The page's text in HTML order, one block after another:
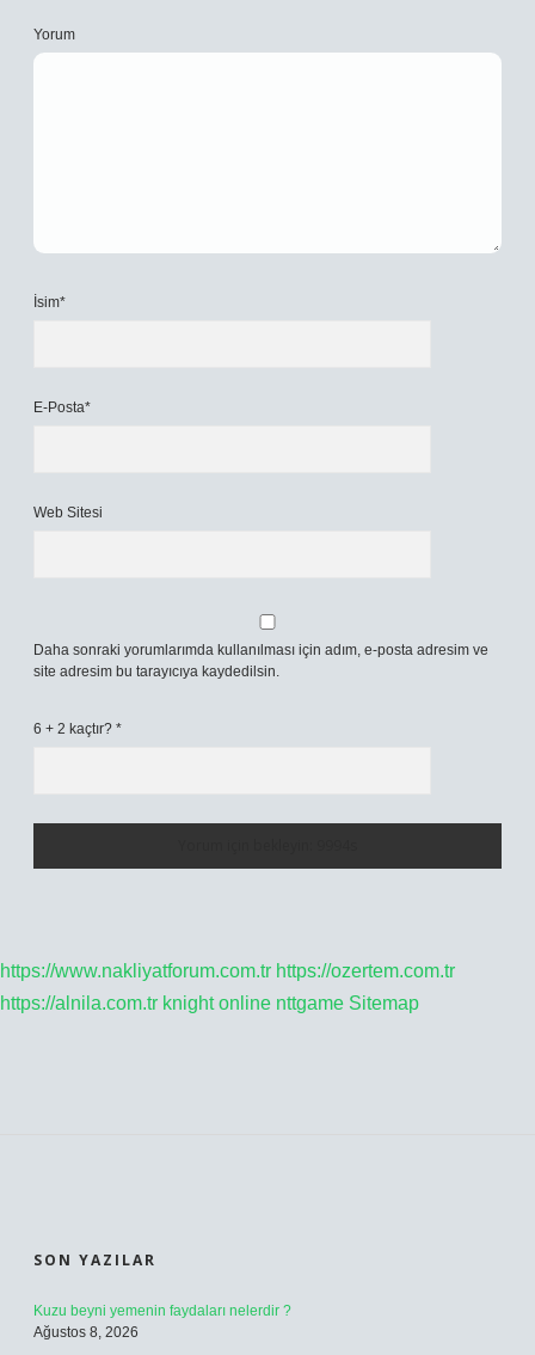
Yorum
İsim*
E-Posta*
Web Sitesi
Daha sonraki yorumlarımda kullanılması için adım, e-posta adresim ve
site adresim bu tarayıcıya kaydedilsin.
6 + 2 kaçtır? *
https://www.nakliyatforum.com.tr https://ozertem.com.tr
https://alnila.com.tr knight online nttgame Sitemap
SON YAZILAR
Kuzu beyni yemenin faydaları nelerdir ?
Ağustos 8, 2026